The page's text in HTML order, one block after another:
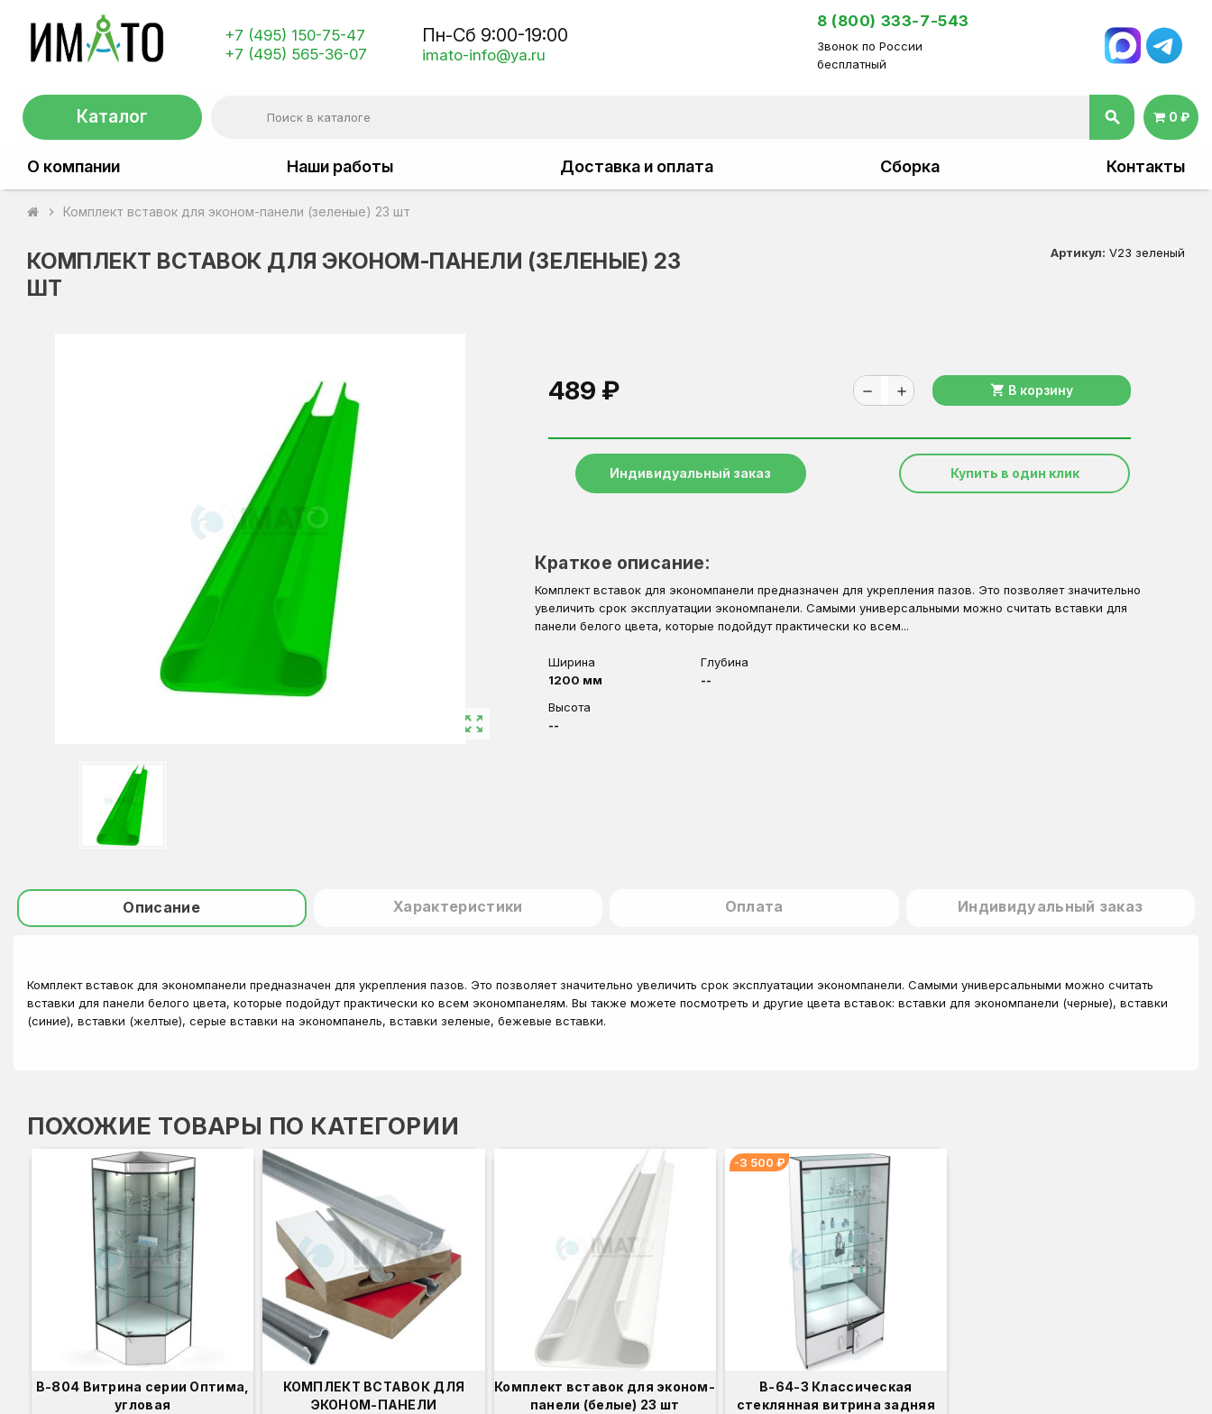
+7 (495) 150-75-47
+7 (495) 565-36-07
Пн-Сб 9:00-19:00
imato-info@ya.ru
8 (800) 333-7-543
Звонок по России
бесплатный
Каталог search 0 ₽
О компании Наши работы Доставка и оплата Сборка Контакты
chevron_right Комплект вставок для эконом-панели (зеленые) 23 шт
КОМПЛЕКТ ВСТАВОК ДЛЯ ЭКОНОМ-ПАНЕЛИ (ЗЕЛЕНЫЕ) 23
ШТ
Артикул: V23 зеленый
zoom_out_map
489 ₽ remove add shopping_cart В корзину
Индивидуальный заказ Купить в один клик
Краткое описание:
Комплект вставок для экономпанели предназначен для укрепления пазов. Это позволяет значительно
увеличить срок эксплуатации экономпанели. Самыми универсальными можно считать вставки для
панели белого цвета, которые подойдут практически ко всем...
Ширина
1200 мм
Глубина
--
Высота
--
Описание Характеристики Оплата Индивидуальный заказ
Комплект вставок для экономпанели предназначен для укрепления пазов. Это позволяет значительно увеличить срок эксплуатации экономпанели. Самыми универсальными можно считать
вставки для панели белого цвета, которые подойдут практически ко всем экономпанелям. Вы также можете посмотреть и другие цвета вставок: вставки для экономпанели (черные), вставки
(синие), вставки (желтые), серые вставки на экономпанель, вставки зеленые, бежевые вставки.
ПОХОЖИЕ ТОВАРЫ ПО КАТЕГОРИИ
В-804 Витрина серии Оптима,
угловая
КОМПЛЕКТ ВСТАВОК ДЛЯ
ЭКОНОМ-ПАНЕЛИ
Комплект вставок для эконом-
панели (белые) 23 шт
-3 500 ₽
В-64-З Классическая
стеклянная витрина задняя